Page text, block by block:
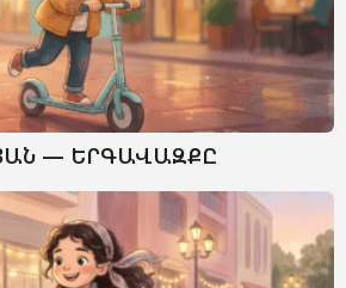
— ԵՐԳԱՎԱԶՔԸ